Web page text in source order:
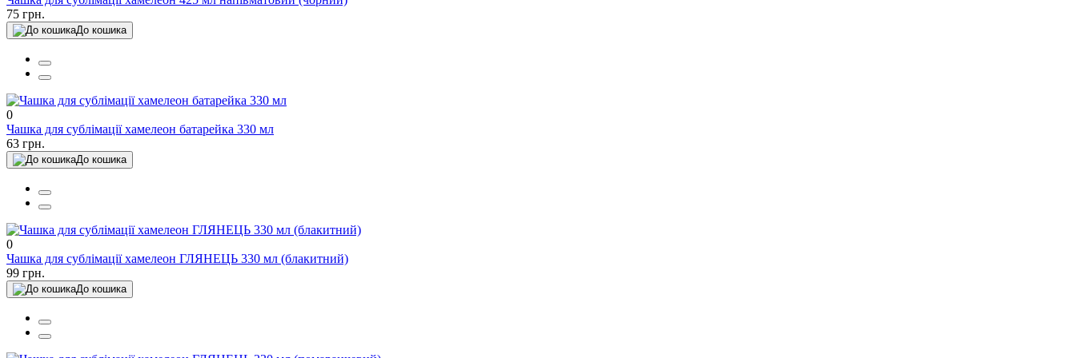
75 грн.
До кошика
0
Чашка для сублімації хамелеон батарейка 330 мл
63 грн.
До кошика
0
Чашка для сублімації хамелеон ГЛЯНЕЦЬ 330 мл (блакитний)
99 грн.
До кошика